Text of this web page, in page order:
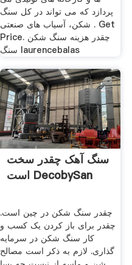
پردازد که می تواند در کل سنگ
شکن، آسیاب های صنعتی . Get
Price. چقدر هزینه سنگ شکن
سنگ laurencebalas
سنگ آهک چقدر سخت
است DecobySan
چقدر سنگ شکن در چین است.
چقدر برای باز کردن یک کسب و
کار سنگ شکن در سرمایه
گذاری. لازم به ذکر است مصالح